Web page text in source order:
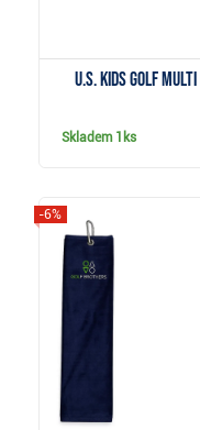
U.S. Kids Golf
Skladem 1ks
-6%